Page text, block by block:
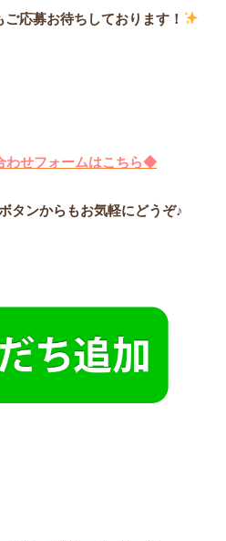
応募お待ちしております！
わせフォームはこちら◆
タンからもお気軽にどうぞ♪